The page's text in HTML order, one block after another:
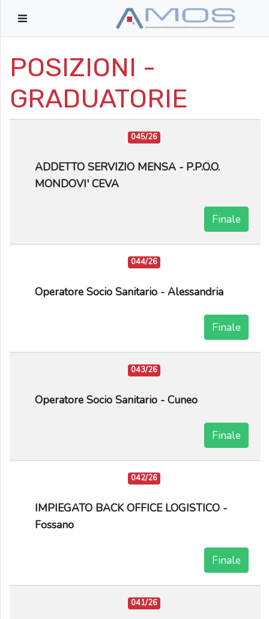
POSIZIONI -
GRADUATORIE
045/26
ADDETTO SERVIZIO MENSA - P.P.O.O.
MONDOVI' CEVA
Finale
044/26
Operatore Socio Sanitario - Alessandria
Finale
043/26
Operatore Socio Sanitario - Cuneo
Finale
042/26
IMPIEGATO BACK OFFICE LOGISTICO -
Fossano
Finale
041/26